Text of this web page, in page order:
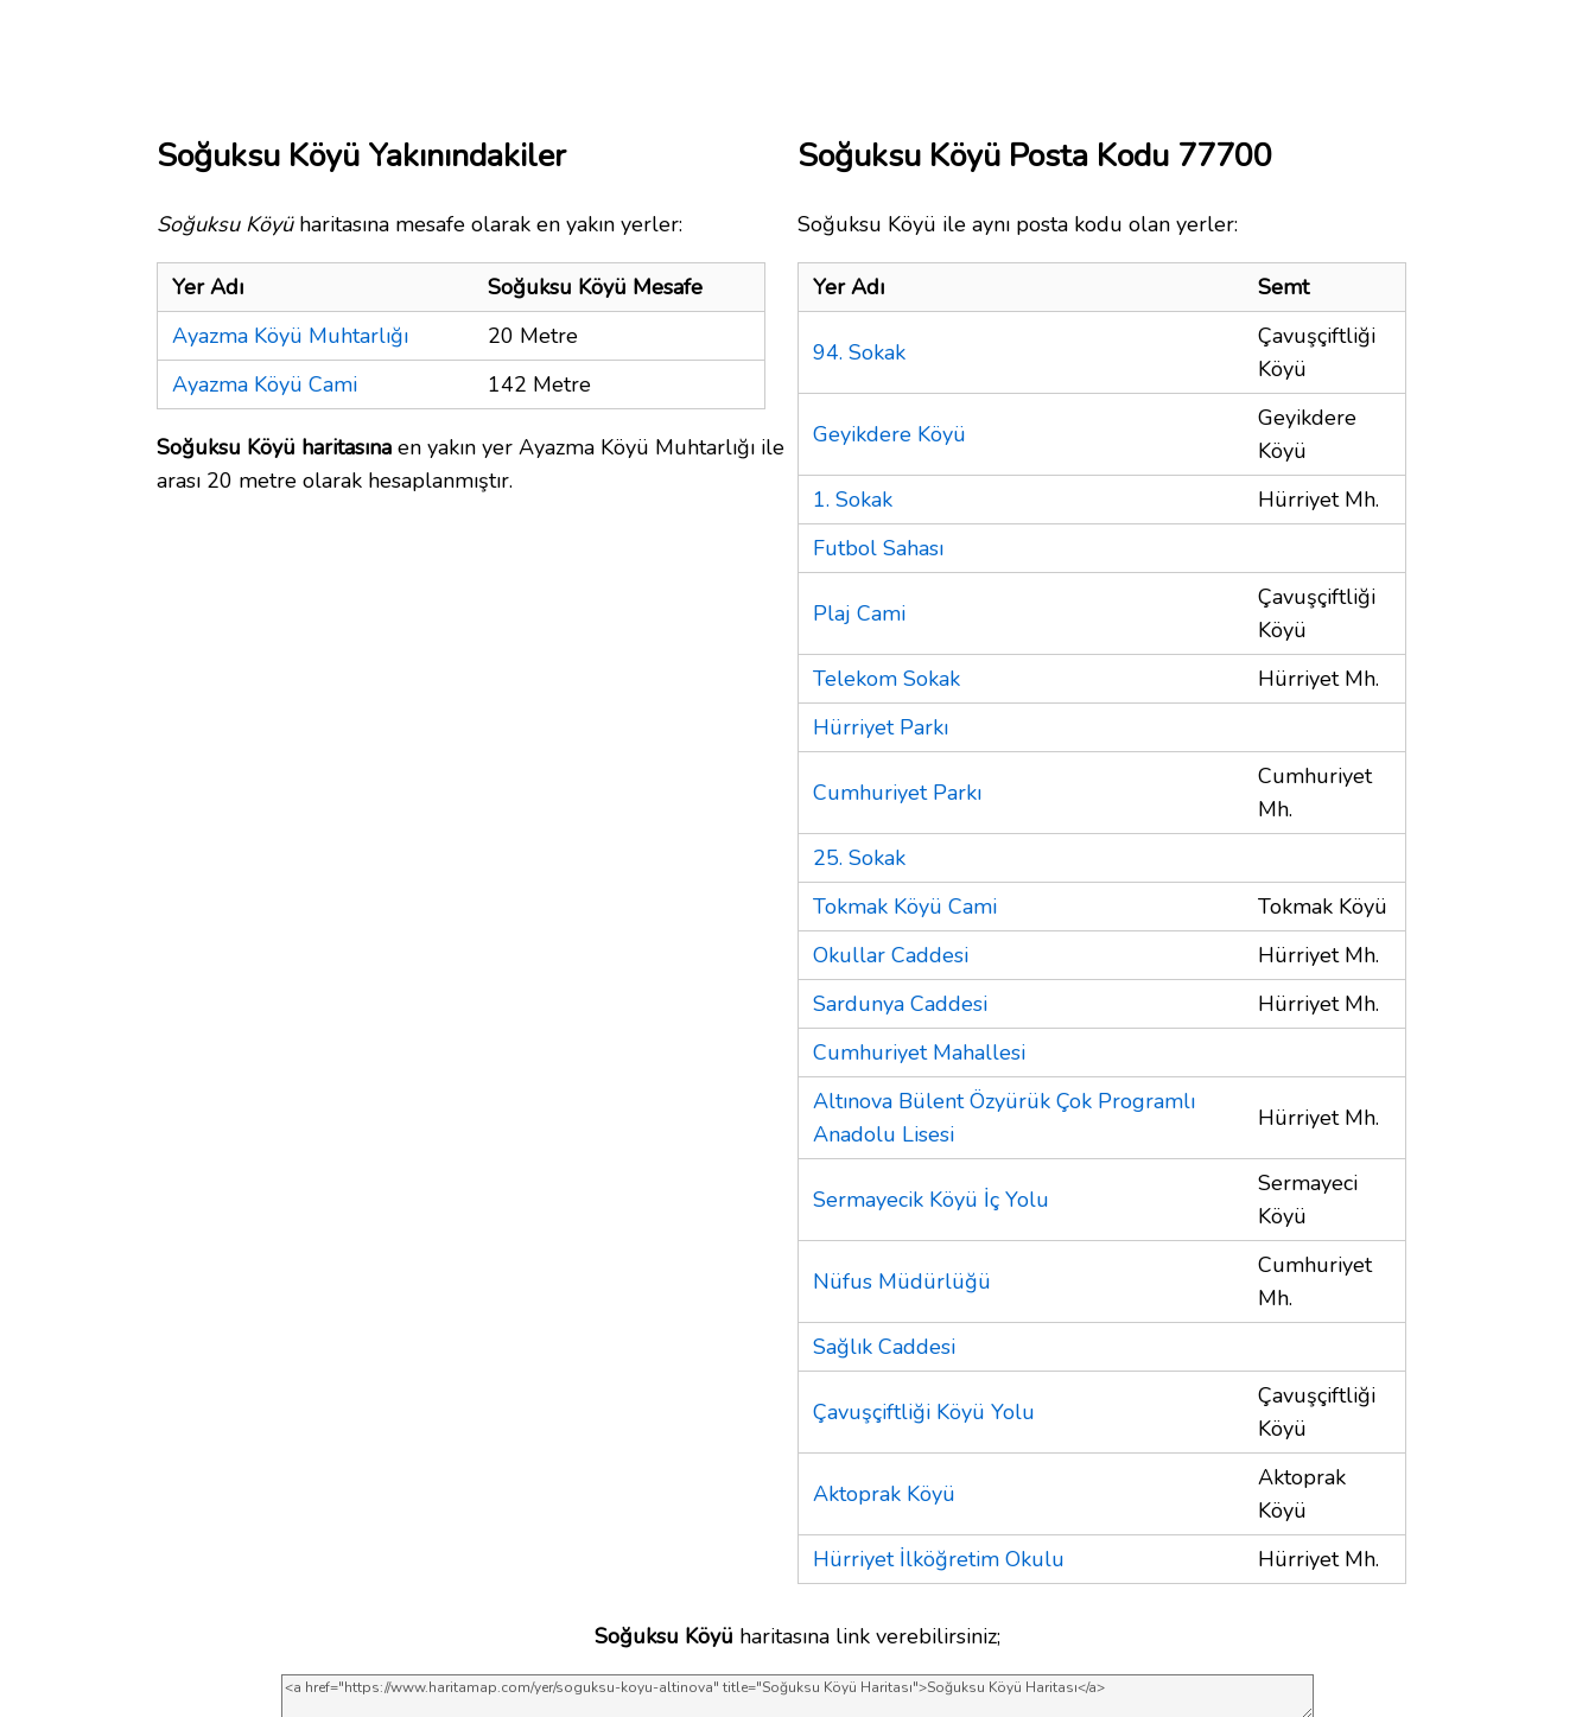
Soğuksu Köyü Yakınındakiler
Soğuksu Köyüharitasına mesafe olarak en yakın yerler:
Yer Adı
Soğuksu Köyü Mesafe
Ayazma Köyü Muhtarlığı
20 Metre
Ayazma Köyü Cami
142 Metre
Soğuksu Köyü haritasına en yakın yer Ayazma Köyü Muhtarlığı ile
arası 20 metre olarak hesaplanmıştır.
Soğuksu Köyü Posta Kodu 77700
Soğuksu Köyü ile aynı posta kodu olan yerler:
Yer Adı Semt
94. Sokak
Çavuşçiftliği
Köyü
Geyikdere Köyü
Geyikdere
Köyü
1. Sokak
Hürriyet Mh.
Futbol Sahası
Plaj Cami
Çavuşçiftliği
Köyü
Telekom Sokak
Hürriyet Mh.
Hürriyet Parkı
Cumhuriyet Parkı
Cumhuriyet
Mh.
25. Sokak
Tokmak Köyü Cami
Tokmak Köyü
Okullar Caddesi
Hürriyet Mh.
Sardunya Caddesi
Hürriyet Mh.
Cumhuriyet Mahallesi
Altınova Bülent Özyürük Çok Programlı
Anadolu Lisesi
Hürriyet Mh.
Sermayecik Köyü İç Yolu
Sermayeci
Köyü
Nüfus Müdürlüğü
Cumhuriyet
Mh.
Sağlık Caddesi
Çavuşçiftliği Köyü Yolu
Çavuşçiftliği
Köyü
Aktoprak Köyü
Aktoprak
Köyü
Hürriyet İlköğretim Okulu
Hürriyet Mh.
Soğuksu Köyü haritasına link verebilirsiniz;